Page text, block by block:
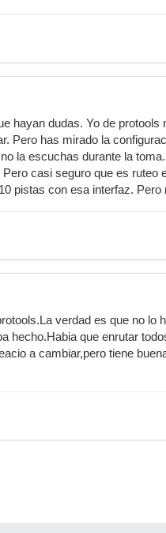
hayan dudas. Yo de
Pero has mirado la
la escuchas durante la
casi seguro que es
pistas con esa interfaz. Pero
verdad es que no
hecho.Habia que enrutar
a cambiar,pero tiene